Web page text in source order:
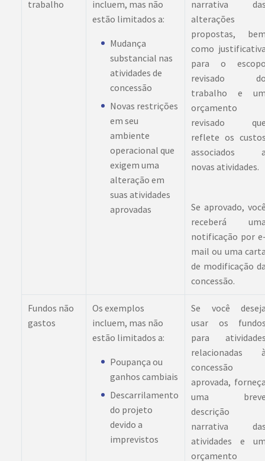
trabalho
incluem, mas não
estão limitados a:
Mudança
substancial nas
atividades de
concessão
Novas restrições
em seu
ambiente
operacional que
exigem uma
alteração em
suas atividades
aprovadas
narrativa
alterações
propostas,
como
para o
revisado
trabalho e
orçamento
revisado
reflete os
associados
novas atividades.
Se aprovado,
receberá
notificação por
mail ou uma
de modificação
concessão.
Fundos não
gastos
Os exemplos
incluem, mas não
estão limitados a:
Poupança ou
ganhos cambiais
Descarrilamento
do projeto
devido a
imprevistos
Se você
usar os
para
relacionadas
concessão
aprovada,
uma
descrição
narrativa
atividades e
orçamento